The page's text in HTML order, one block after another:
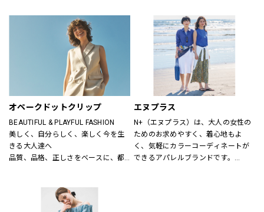
ニットだから、ひたすら心地いい靴
「steppi（ステッピ）」
公式オンラインストア「ONWARD
CROSSET」でお選びいただいた商品
を取り寄せて、店舗にてご試着、ご
購入いただける「クリック&トライ」
も対応しております。
り小物品まで取り揃え、ファッショ
ンをトータルで提案しています。
オペークドットクリップ
BEAUTIFUL & PLAYFUL FASHION
美しく、自分らしく、楽しく今を生
きる大人達へ
品質、品格、正しさをベースに、都
しさとの出会いを提案します
エヌプラス
N+（エヌプラス）は、大人の女性の
ためのお求めやすく、着心地もよ
く、気軽にカラーコーディネートが
できるアパレルブランドです。